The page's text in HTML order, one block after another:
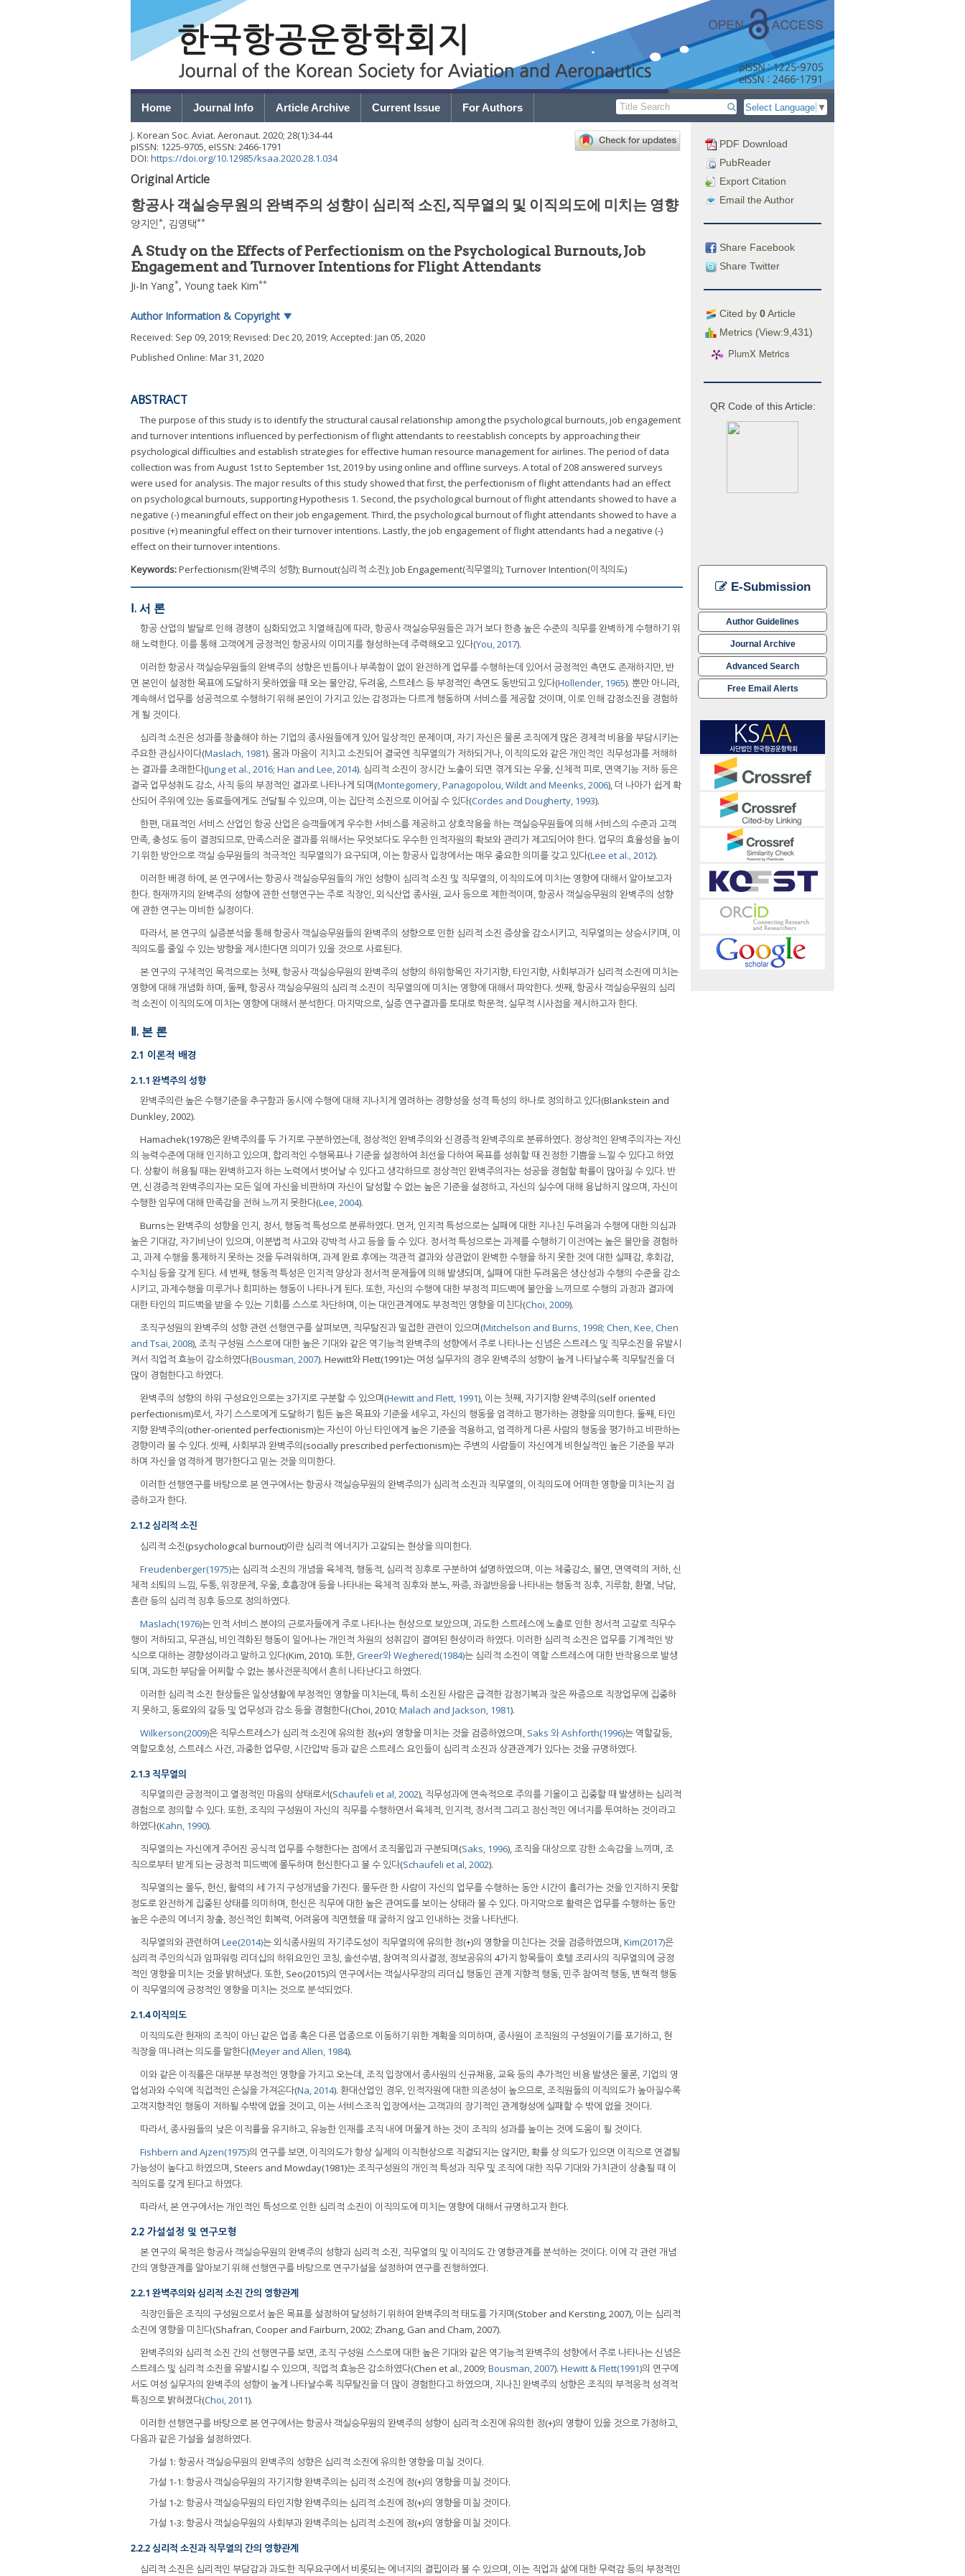
Home Journal Info Article Archive Current Issue For Authors Select Language ▼
PDF Download
PubReader
Export Citation
Email the Author
Share Facebook
Share Twitter
Cited by 0Article
Metrics (View:9,431)
PlumX Metrics
QR Code of this Article:
E-Submission
Author Guidelines
Journal Archive
Advanced Search
Free Email Alerts
J. Korean Soc. Aviat. Aeronaut. 2020; 28(1):34-44
pISSN: 1225-9705, eISSN: 2466-1791
DOI: https://doi.org/10.12985/ksaa.2020.28.1.034
Original Article
항공사 객실승무원의 완벽주의 성향이 심리적 소진, 직무열의 및 이직의도에 미치는 영향
양지인*, 김영택**
A Study on the Effects of Perfectionism on the Psychological Burnouts, Job
Engagement and Turnover Intentions for Flight Attendants
Ji-In Yang*, Young taek Kim**
Author Information & Copyright ▼
Received: Sep 09, 2019; Revised: Dec 20, 2019; Accepted: Jan 05, 2020
Published Online: Mar 31, 2020
ABSTRACT
The purpose of this study is to identify the structural causal relationship among the psychological burnouts, job engagement
and turnover intentions influenced by perfectionism of flight attendants to reestablish concepts by approaching their
psychological difficulties and establish strategies for effective human resource management for airlines. The period of data
collection was from August 1st to September 1st, 2019 by using online and offline surveys. A total of 208 answered surveys
were used for analysis. The major results of this study showed that first, the perfectionism of flight attendants had an effect
on psychological burnouts, supporting Hypothesis 1. Second, the psychological burnout of flight attendants showed to have a
negative (-) meaningful effect on their job engagement. Third, the psychological burnout of flight attendants showed to have a
positive (+) meaningful effect on their turnover intentions. Lastly, the job engagement of flight attendants had a negative (-)
effect on their turnover intentions.
Keywords:Perfectionism(완벽주의 성향); Burnout(심리적 소진); Job Engagement(직무열의); Turnover Intention(이직의도)
Ⅰ. 서 론
항공 산업의 발달로 인해 경쟁이 심화되었고 치열해짐에 따라, 항공사 객실승무원들은 과거 보다 한층 높은 수준의 직무를 완벽하게 수행하기 위
해 노력한다. 이를 통해 고객에게 긍정적인 항공사의 이미지를 형성하는데 주력해오고 있다(You, 2017).
이러한 항공사 객실승무원들의 완벽주의 성향은 빈틈이나 부족함이 없이 완전하게 업무를 수행하는데 있어서 긍정적인 측면도 존재하지만, 반
면 본인이 설정한 목표에 도달하지 못하였을 때 오는 불안감, 두려움, 스트레스 등 부정적인 측면도 동반되고 있다(Hollender, 1965). 뿐만 아니라,
계속해서 업무를 성공적으로 수행하기 위해 본인이 가지고 있는 감정과는 다르게 행동하며 서비스를 제공할 것이며, 이로 인해 감정소진을 경험하
게 될 것이다.
심리적 소진은 성과를 창출해야 하는 기업의 종사원들에게 있어 일상적인 문제이며, 자기 자신은 물론 조직에게 많은 경제적 비용을 부담시키는
주요한 관심사이다(Maslach, 1981). 몸과 마음이 지치고 소진되어 결국엔 직무열의가 저하되거나, 이직의도와 같은 개인적인 직무성과를 저해하
는 결과를 초래한다(Jung et al., 2016; Han and Lee, 2014). 심리적 소진이 장시간 노출이 되면 겪게 되는 우울, 신체적 피로, 면역기능 저하 등은
결국 업무성취도 감소, 사직 등의 부정적인 결과로 나타나게 되며(Montegomery, Panagopolou, Wildt and Meenks, 2006), 더 나아가 쉽게 확
산되어 주위에 있는 동료들에게도 전달될 수 있으며, 이는 집단적 소진으로 이어질 수 있다(Cordes and Dougherty, 1993).
한편, 대표적인 서비스 산업인 항공 산업은 승객들에게 우수한 서비스를 제공하고 상호작용을 하는 객실승무원들에 의해 서비스의 수준과 고객
만족, 충성도 등이 결정되므로, 만족스러운 결과를 위해서는 무엇보다도 우수한 인적자원의 확보와 관리가 제고되어야 한다. 업무의 효율성을 높이
기 위한 방안으로 객실 승무원들의 적극적인 직무열의가 요구되며, 이는 항공사 입장에서는 매우 중요한 의미를 갖고 있다(Lee et al., 2012).
이러한 배경 하에, 본 연구에서는 항공사 객실승무원들의 개인 성향이 심리적 소진 및 직무열의, 이직의도에 미치는 영향에 대해서 알아보고자
한다. 현재까지의 완벽주의 성향에 관한 선행연구는 주로 직장인, 외식산업 종사원, 교사 등으로 제한적이며, 항공사 객실승무원의 완벽주의 성향
에 관한 연구는 미비한 실정이다.
따라서, 본 연구의 실증분석을 통해 항공사 객실승무원들의 완벽주의 성향으로 인한 심리적 소진 증상을 감소시키고, 직무열의는 상승시키며, 이
직의도를 줄일 수 있는 방향을 제시한다면 의미가 있을 것으로 사료된다.
본 연구의 구체적인 목적으로는 첫째, 항공사 객실승무원의 완벽주의 성향의 하위항목인 자기지향, 타인지향, 사회부과가 심리적 소진에 미치는
영향에 대해 개념화 하며, 둘째, 항공사 객실승무원의 심리적 소진이 직무열의에 미치는 영향에 대해서 파악한다. 셋째, 항공사 객실승무원의 심리
적 소진이 이직의도에 미치는 영향에 대해서 분석한다. 마지막으로, 실증 연구결과를 토대로 학문적․실무적 시사점을 제시하고자 한다.
Ⅱ. 본 론
2.1 이론적 배경
2.1.1 완벽주의 성향
완벽주의란 높은 수행기준을 추구함과 동시에 수행에 대해 지나치게 염려하는 경향성을 성격 특성의 하나로 정의하고 있다(Blankstein and
Dunkley, 2002).
Hamachek(1978)은 완벽주의를 두 가지로 구분하였는데, 정상적인 완벽주의와 신경증적 완벽주의로 분류하였다. 정상적인 완벽주의자는 자신
의 능력수준에 대해 인지하고 있으며, 합리적인 수행목표나 기준을 설정하여 최선을 다하여 목표를 성취할 때 진정한 기쁨을 느낄 수 있다고 하였
다. 상황이 허용될 때는 완벽하고자 하는 노력에서 벗어날 수 있다고 생각하므로 정상적인 완벽주의자는 성공을 경험할 확률이 많아질 수 있다. 반
면, 신경증적 완벽주의자는 모든 일에 자신을 비판하며 자신이 달성할 수 없는 높은 기준을 설정하고, 자신의 실수에 대해 용납하지 않으며, 자신이
수행한 임무에 대해 만족감을 전혀 느끼지 못한다(Lee, 2004).
Burns는 완벽주의 성향을 인지, 정서, 행동적 특성으로 분류하였다. 먼저, 인지적 특성으로는 실패에 대한 지나친 두려움과 수행에 대한 의심과
높은 기대감, 자기비난이 있으며, 이분법적 사고와 강박적 사고 등을 들 수 있다. 정서적 특성으로는 과제를 수행하기 이전에는 높은 불만을 경험하
고, 과제 수행을 통제하지 못하는 것을 두려워하며, 과제 완료 후에는 객관적 결과와 상관없이 완벽한 수행을 하지 못한 것에 대한 실패감, 후회감,
수치심 등을 갖게 된다. 세 번째, 행동적 특성은 인지적 양상과 정서적 문제들에 의해 발생되며, 실패에 대한 두려움은 생산성과 수행의 수준을 감소
시키고, 과제수행을 미루거나 회피하는 행동이 나타나게 된다. 또한, 자신의 수행에 대한 부정적 피드백에 불안을 느끼므로 수행의 과정과 결과에
대한 타인의 피드백을 받을 수 있는 기회를 스스로 차단하며, 이는 대인관계에도 부정적인 영향을 미친다(Choi, 2009).
조직구성원의 완벽주의 성향 관련 선행연구를 살펴보면, 직무탈진과 밀접한 관련이 있으며(Mitchelson and Burns, 1998; Chen, Kee, Chen
and Tsai, 2008), 조직 구성원 스스로에 대한 높은 기대와 같은 역기능적 완벽주의 성향에서 주로 나타나는 신념은 스트레스 및 직무소진을 유발시
켜서 직업적 효능이 감소하였다(Bousman, 2007). Hewitt와 Flett(1991)는 여성 실무자의 경우 완벽주의 성향이 높게 나타날수록 직무탈진을 더
많이 경험한다고 하였다.
완벽주의 성향의 하위 구성요인으로는 3가지로 구분할 수 있으며(Hewitt and Flett, 1991), 이는 첫째, 자기지향 완벽주의(self oriented
perfectionism)로서, 자기 스스로에게 도달하기 힘든 높은 목표와 기준을 세우고, 자신의 행동을 엄격하고 평가하는 경향을 의미한다. 둘째, 타인
지향 완벽주의(other-oriented perfectionism)는 자신이 아닌 타인에게 높은 기준을 적용하고, 엄격하게 다른 사람의 행동을 평가하고 비판하는
경향이라 볼 수 있다. 셋째, 사회부과 완벽주의(socially prescribed perfectionism)는 주변의 사람들이 자신에게 비현실적인 높은 기준을 부과
하며 자신을 엄격하게 평가한다고 믿는 것을 의미한다.
이러한 선행연구를 바탕으로 본 연구에서는 항공사 객실승무원의 완벽주의가 심리적 소진과 직무열의, 이직의도에 어떠한 영향을 미치는지 검
증하고자 한다.
2.1.2 심리적 소진
심리적 소진(psychological burnout)이란 심리적 에너지가 고갈되는 현상을 의미한다.
Freudenberger(1975)는 심리적 소진의 개념을 육체적, 행동적, 심리적 징후로 구분하여 설명하였으며, 이는 체중감소, 불면, 면역력의 저하, 신
체적 쇠퇴의 느낌, 두통, 위장문제, 우울, 호흡장애 등을 나타내는 육체적 징후와 분노, 짜증, 좌절반응을 나타내는 행동적 징후, 지루함, 환멸, 낙담,
혼란 등의 심리적 징후 등으로 정의하였다.
Maslach(1976)는 인적 서비스 분야의 근로자들에게 주로 나타나는 현상으로 보았으며, 과도한 스트레스에 노출로 인한 정서적 고갈로 직무수
행이 저하되고, 무관심, 비인격화된 행동이 일어나는 개인적 차원의 성취감이 결여된 현상이라 하였다. 이러한 심리적 소진은 업무를 기계적인 방
식으로 대하는 경향성이라고 말하고 있다(Kim, 2010). 또한, Greer와 Weghered(1984)는 심리적 소진이 역할 스트레스에 대한 반작용으로 발생
되며, 과도한 부담을 어찌할 수 없는 봉사전문직에서 흔히 나타난다고 하였다.
이러한 심리적 소진 현상들은 일상생활에 부정적인 영향을 미치는데, 특히 소진된 사람은 급격한 감정기복과 잦은 짜증으로 직장업무에 집중하
지 못하고, 동료와의 갈등 및 업무성과 감소 등을 경험한다(Choi, 2010; Malach and Jackson, 1981).
Wilkerson(2009)은 직무스트레스가 심리적 소진에 유의한 정(+)의 영향을 미치는 것을 검증하였으며, Saks 와 Ashforth(1996)는 역할갈등,
역할모호성, 스트레스 사건, 과중한 업무량, 시간압박 등과 같은 스트레스 요인들이 심리적 소진과 상관관계가 있다는 것을 규명하였다.
2.1.3 직무열의
직무열의란 긍정적이고 열정적인 마음의 상태로서(Schaufeli et al, 2002), 직무성과에 연속적으로 주의를 기울이고 집중할 때 발생하는 심리적
경험으로 정의할 수 있다. 또한, 조직의 구성원이 자신의 직무를 수행하면서 육체적, 인지적, 정서적 그리고 정신적인 에너지를 투여하는 것이라고
하였다(Kahn, 1990).
직무열의는 자신에게 주어진 공식적 업무를 수행한다는 점에서 조직몰입과 구분되며(Saks, 1996), 조직을 대상으로 강한 소속감을 느끼며, 조
직으로부터 받게 되는 긍정적 피드백에 몰두하며 헌신한다고 볼 수 있다(Schaufeli et al, 2002).
직무열의는 몰두, 헌신, 활력의 세 가지 구성개념을 가진다. 몰두란 한 사람이 자신의 업무를 수행하는 동안 시간이 흘러가는 것을 인지하지 못할
정도로 완전하게 집중된 상태를 의미하며, 헌신은 직무에 대한 높은 관여도를 보이는 상태라 볼 수 있다. 마지막으로 활력은 업무를 수행하는 동안
높은 수준의 에너지 창출, 정신적인 회복력, 어려움에 직면했을 때 굴하지 않고 인내하는 것을 나타낸다.
직무열의와 관련하여 Lee(2014)는 외식종사원의 자기주도성이 직무열의에 유의한 정(+)의 영향을 미친다는 것을 검증하였으며,Kim(2017)은
심리적 주인의식과 임파워링 리더십의 하위요인인 코칭, 솔선수범, 참여적 의사결정, 정보공유의 4가지 항목들이 호텔 조리사의 직무열의에 긍정
적인 영향을 미치는 것을 밝혀냈다. 또한, Seo(2015)의 연구에서는 객실사무장의 리더십 행동인 관계 지향적 행동, 민주 참여적 행동, 변혁적 행동
이 직무열의에 긍정적인 영향을 미치는 것으로 분석되었다.
2.1.4 이직의도
이직의도란 현재의 조직이 아닌 같은 업종 혹은 다른 업종으로 이동하기 위한 계획을 의미하며, 종사원이 조직원의 구성원이기를 포기하고, 현
직장을 떠나려는 의도를 말한다(Meyer and Allen, 1984).
이와 같은 이직률은 대부분 부정적인 영향을 가지고 오는데, 조직 입장에서 종사원의 신규채용, 교육 등의 추가적인 비용 발생은 물론, 기업의 영
업성과와 수익에 직접적인 손실을 가져온다(Na, 2014). 환대산업인 경우, 인적자원에 대한 의존성이 높으므로, 조직원들의 이직의도가 높아질수록
고객지향적인 행동이 저하될 수밖에 없을 것이고, 이는 서비스조직 입장에서는 고객과의 장기적인 관계형성에 실패할 수 밖에 없을 것이다.
따라서, 종사원들의 낮은 이직률을 유지하고, 유능한 인재를 조직 내에 머물게 하는 것이 조직의 성과를 높이는 것에 도움이 될 것이다.
Fishbern and Ajzen(1975)의 연구를 보면, 이직의도가 항상 실제의 이직현상으로 직결되지는 않지만, 확률 상 의도가 있으면 이직으로 연결될
가능성이 높다고 하였으며, Steers and Mowday(1981)는 조직구성원의 개인적 특성과 직무 및 조직에 대한 직무 기대와 가치관이 상충될 때 이
직의도를 갖게 된다고 하였다.
따라서, 본 연구에서는 개인적인 특성으로 인한 심리적 소진이 이직의도에 미치는 영향에 대해서 규명하고자 한다.
2.2 가설설정 및 연구모형
본 연구의 목적은 항공사 객실승무원의 완벽주의 성향과 심리적 소진, 직무열의 및 이직의도 간 영향관계를 분석하는 것이다. 이에 각 관련 개념
간의 영향관계를 알아보기 위해 선행연구를 바탕으로 연구가설을 설정하여 연구를 진행하였다.
2.2.1 완벽주의와 심리적 소진 간의 영향관계
직장인들은 조직의 구성원으로서 높은 목표를 설정하여 달성하기 위하여 완벽주의적 태도를 가지며(Stober and Kersting, 2007), 이는 심리적
소진에 영향을 미친다(Shafran, Cooper and Fairburn, 2002; Zhang, Gan and Cham, 2007).
완벽주의와 심리적 소진 간의 선행연구를 보면, 조직 구성원 스스로에 대한 높은 기대와 같은 역기능적 완벽주의 성향에서 주로 나타나는 신념은
스트레스 및 심리적 소진을 유발시킬 수 있으며, 직업적 효능은 감소하였다(Chen et al., 2009; Bousman, 2007). Hewitt & Flett(1991)의 연구에
서도 여성 실무자의 완벽주의 성향이 높게 나타날수록 직무탈진을 더 많이 경험한다고 하였으며, 지나친 완벽주의 성향은 조직의 부적응적 성격적
특징으로 밝혀졌다(Choi, 2011).
이러한 선행연구를 바탕으로 본 연구에서는 항공사 객실승무원의 완벽주의 성향이 심리적 소진에 유의한 정(+)의 영향이 있을 것으로 가정하고,
다음과 같은 가설을 설정하였다.
가설 1: 항공사 객실승무원의 완벽주의 성향은 심리적 소진에 유의한 영향을 미칠 것이다.
가설 1-1: 항공사 객실승무원의 자기지향 완벽주의는 심리적 소진에 정(+)의 영향을 미칠 것이다.
가설 1-2: 항공사 객실승무원의 타인지향 완벽주의는 심리적 소진에 정(+)의 영향을 미칠 것이다.
가설 1-3: 항공사 객실승무원의 사회부과 완벽주의는 심리적 소진에 정(+)의 영향을 미칠 것이다.
2.2.2 심리적 소진과 직무열의 간의 영향관계
심리적 소진은 심리적인 부담감과 과도한 직무요구에서 비롯되는 에너지의 결핍이라 볼 수 있으며, 이는 직업과 삶에 대한 무력감 등의 부정적인